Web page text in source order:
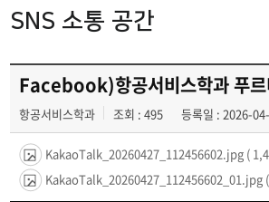
SNS 소통 공간
Facebook)항공서비스학과 푸르
항공서비스학과 조회 : 495 등록일 : 2026-
KakaoTalk_20260427_112456602.jpg (
KakaoTalk_20260427_112456602_01.jpg